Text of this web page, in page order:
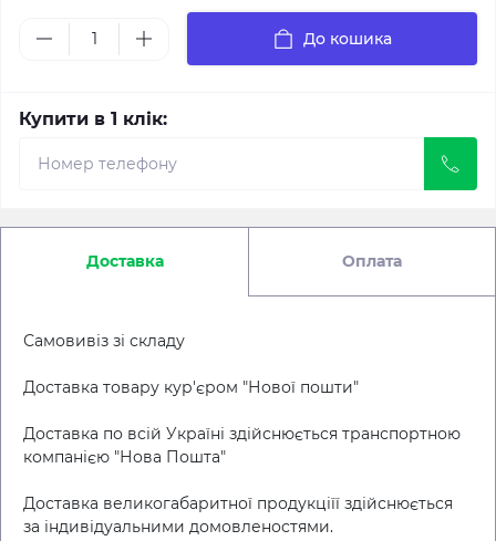
До кошика
Купити в 1 клік:
Доставка Оплата
Самовивіз зі складу
Доставка товару кур'єром "Нової пошти"
Доставка по всій Україні здійснюється транспортною
компанією "Нова Пошта"
Доставка великогабаритної продукціїї здійснюється
за індивідуальними домовленостями.